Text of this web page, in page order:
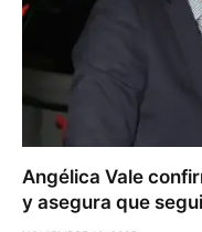
Angélica Vale
y asegura que